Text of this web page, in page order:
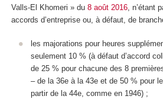
Valls-El Khomeri » du 8 août 2016 , n’étant
accords d’entreprise ou, à défaut, de
les majorations pour heures
seulement 10 % (à défaut d’accord
de 25 % pour chacune des 8
– de la 36eà la 43eet de 50 % pour
partir de la 44e, comme en 1946) ;